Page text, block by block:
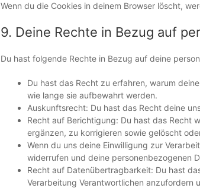
Wenn du die Cookies in deinem Browser löscht,
9. Deine Rechte in Bezug auf
Du hast folgende Rechte in Bezug auf deine
Du hast das Recht zu erfahren, warum
wie lange sie aufbewahrt werden.
Auskunftsrecht: Du hast das Recht deine
Recht auf Berichtigung: Du hast das Recht
ergänzen, zu korrigieren sowie gelöscht
Wenn du uns deine Einwilligung zur
widerrufen und deine personenbezogenen
Recht auf Datenübertragbarkeit: Du hast
Verarbeitung Verantwortlichen anzufordern